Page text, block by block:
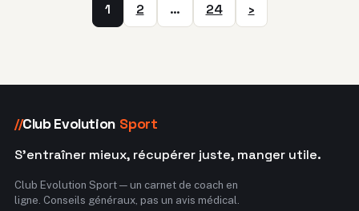
1 2 … 24 ›
//Club Evolution Sport
S'entraîner mieux, récupérer juste, manger utile.
Club Evolution Sport — un carnet de coach en
ligne. Conseils généraux, pas un avis médical.